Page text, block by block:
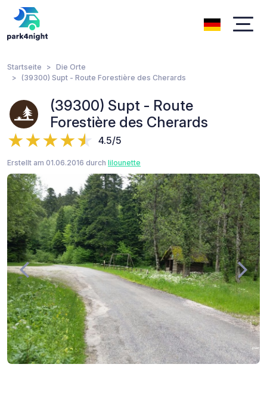
Startseite
Die Orte
(39300) Supt - Route Forestière des Cherards
(39300) Supt - Route
Forestière des Cherards
4.5/5
Erstellt am 01.06.2016 durch lilounette